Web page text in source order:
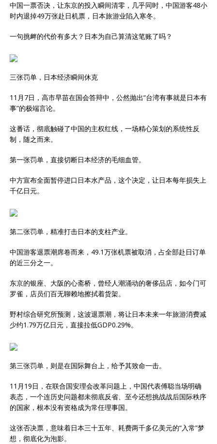
中国一票否决，让东京的投入瞬间清零，几乎同时，中国游客48小
时内退掉49万张赴日机票，日本旅游业陷入寒冬。
一句挑衅的代价有多大？日本为自己算清这笔账了吗？
三张罚单，日本经济瞬间休克
11月7日，高市早苗在国会答辩中，公然抛出“台湾有事就是日本有
事”的极端言论。
这番话，彻底触碰了中国的主权红线，一场精心策划的系统性反
制，随之而来。
第一张罚单，直接切断日本经济的毛细血管。
中方宣布全面暂停进口日本水产品，这个决定，让日本每年损失上
千亿日元。
第二张罚单，精准打击日本的支柱产业。
中国游客退票潮席卷而来，49.1万张机票被取消，占全部赴日订单
的近三分之一。
东京的银座、大阪的心斋桥，曾经人潮涌动的奢侈品店，如今门可
罗雀，店员们百无聊赖地擦拭着货架。
野村综合研究所预测，这波退票潮，将让日本未来一年旅游消费减
少约1.79万亿日元，直接拉低GDP0.29%。
第三张罚单，则是在国际舞台上，给予其致命一击。
11月19日，在联合国安理会改革问题上，中国代表傅聪当场明确
表态，一个连历史问题都未彻底反省、至今还想挑战战后国际秩序
的国家，根本没有资格成为常任理事国。
这张否决票，意味着日本三十五年、耗费两千多亿美元的“入常”梦
想，彻底化为泡影。